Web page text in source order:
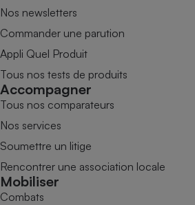
Nos newsletters
Commander une parution
Appli Quel Produit
Tous nos tests de produits
Accompagner
Tous nos comparateurs
Nos services
Soumettre un litige
Rencontrer une association locale
Mobiliser
Combats